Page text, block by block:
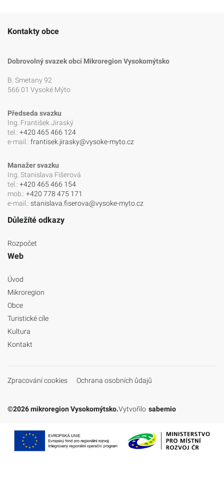
Kontakty obce
Dobrovolný svazek obcí Mikroregion Vysokomýtsko
B. Smetany 92
566 01 Vysoké Mýto
Předseda svazku
Ing. František Jiraský
tel.: +420 465 466 124
e-mail.: frantisek.jirasky@vysoke-myto.cz
Manažer svazku
Ing. Stanislava Fišerová
tel.: +420 465 466 154
mob.: +420 778 475 171
e-mail.: stanislava.fiserova@vysoke-myto.cz
Důležíté odkazy
Rozpočet
Web
Úvod
Mikroregion
Obce
Turistické cíle
Kultura
Kontakt
Zpracování cookies Ochrana osobních ůdajů
©2026 mikroregion Vysokomýtsko.Vytvořilo sabemio